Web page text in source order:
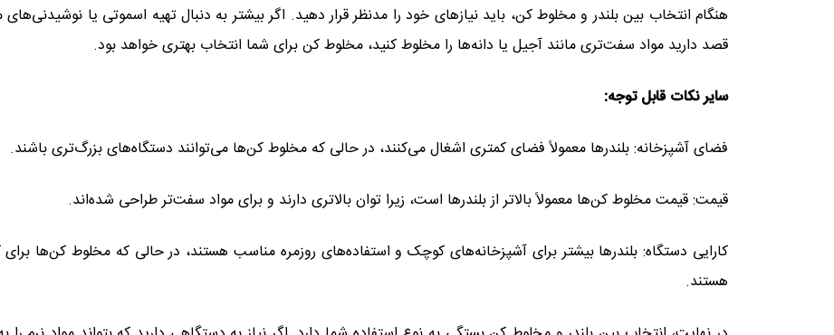
هنگام انتخاب بین بلندر و مخلوط کن، باید نیازهای خود را مدنظر قرار دهید. اگر بیشتر به دنبال تهیه اسموتی یا
قصد دارید مواد سفت‌تری مانند آجیل یا دانه‌ها را مخلوط کنید، مخلوط کن برای شما انتخاب بهتری خواهد بود.
سایر نکات قابل توجه:
فضای آشپزخانه: بلندرها معمولاً فضای کمتری اشغال می‌کنند، در حالی که مخلوط کن‌ها می‌توانند دستگاه‌های بزرگ‌تری باشند.
قیمت: قیمت مخلوط کن‌ها معمولاً بالاتر از بلندرها است، زیرا توان بالاتری دارند و برای مواد سفت‌تر طراحی شده‌اند.
کارایی دستگاه: بلندرها بیشتر برای آشپزخانه‌های کوچک و استفاده‌های روزمره مناسب هستند، در حالی که مخلوط کن‌ها
هستند.